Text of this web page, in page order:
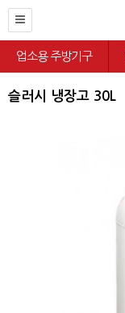
업소용 주방기구
슬러시 냉장고 30L